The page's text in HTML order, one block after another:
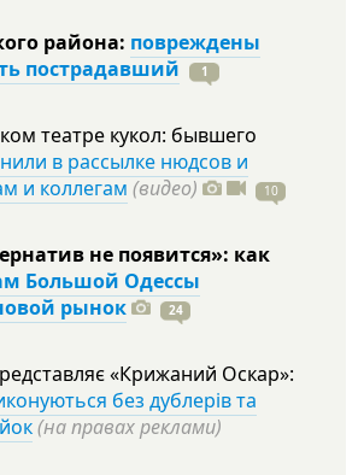
района: повреждены
пострадавший
1
театре кукол: бывшего
в рассылке нюдсов и
и коллегам (видео) 10
не появится»: как
Большой Одессы
рынок
24
«Крижаний Оскар»:
без дублерів та
(на правах реклами)